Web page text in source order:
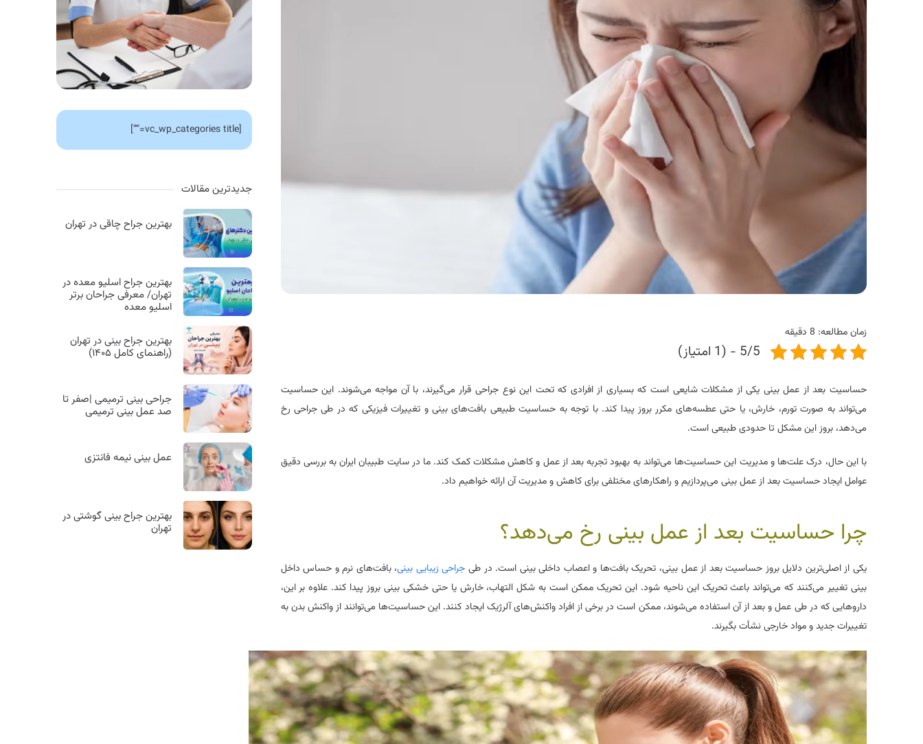
زمان مطالعه: 8 دقیقه
5/5 - (1 امتیاز)
حساسیت بعد از عمل بینی یکی از مشکلات شایعی است که بسیاری از افرادی که تحت این نوع جراحی قرار می‌گیرند، با آن مواجه می‌شوند. این حساسیت
می‌تواند به صورت تورم، خارش، یا حتی عطسه‌های مکرر بروز پیدا کند. با توجه به حساسیت طبیعی بافت‌های بینی و تغییرات فیزیکی که در طی جراحی رخ
می‌دهد، بروز این مشکل تا حدودی طبیعی است.
با این حال، درک علت‌ها و مدیریت این حساسیت‌ها می‌تواند به بهبود تجربه بعد از عمل و کاهش مشکلات کمک کند. ما در سایت طبیبان ایران به بررسی دقیق
عوامل ایجاد حساسیت بعد از عمل بینی می‌پردازیم و راهکارهای مختلفی برای کاهش و مدیریت آن ارائه خواهیم داد.
چرا حساسیت بعد از عمل بینی رخ می‌دهد؟
یکی از اصلی‌ترین دلایل بروز حساسیت بعد از عمل بینی، تحریک بافت‌ها و اعصاب داخلی بینی است. در طی جراحی زیبایی بینی، بافت‌های نرم و حساس داخل
بینی تغییر می‌کنند که می‌تواند باعث تحریک این ناحیه شود. این تحریک ممکن است به شکل التهاب، خارش یا حتی خشکی بینی بروز پیدا کند. علاوه بر این،
داروهایی که در طی عمل و بعد از آن استفاده می‌شوند، ممکن است در برخی از افراد واکنش‌های آلرژیک ایجاد کنند. این حساسیت‌ها می‌توانند از واکنش بدن به
تغییرات جدید و مواد خارجی نشأت بگیرند.
[vc_wp_categories title=””]
جدیدترین مقالات
بهترین جراح چاقی در تهران
بهترین جراح اسلیو معده در
تهران/ معرفی جراحان برتر
اسلیو معده
بهترین جراح بینی در تهران
(راهنمای کامل ۱۴۰۵)
جراحی بینی ترمیمی |صفر تا
صد عمل بینی ترمیمی
عمل بینی نیمه فانتزی
بهترین جراح بینی گوشتی در
تهران